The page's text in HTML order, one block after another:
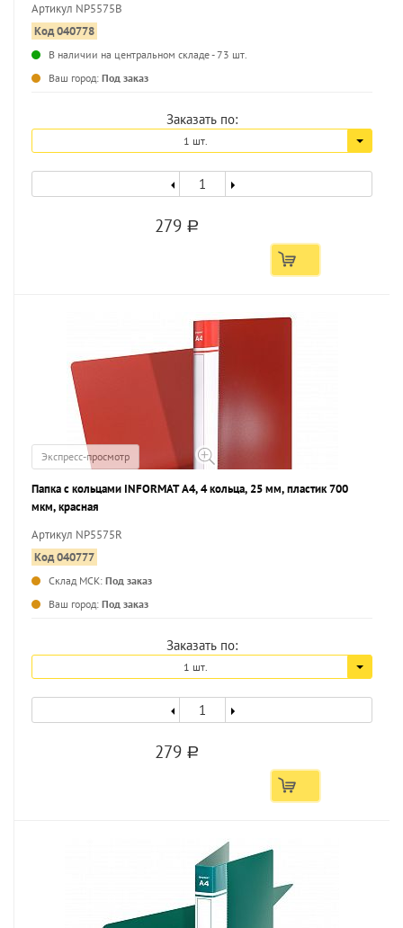
Артикул NP5575B
Код 040778
В наличии на центральном складе - 73 шт.
Ваш город: Под заказ
Заказать по:
1 шт.
279 a
Экспресс-просмотр
Папка с кольцами INFORMAT А4, 4 кольца, 25 мм, пластик 700
мкм, красная
Артикул NP5575R
Код 040777
Склад МСК: Под заказ
Ваш город: Под заказ
Заказать по:
1 шт.
279 a